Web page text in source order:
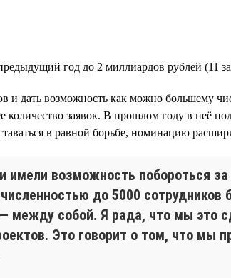
год до 2 миллиардов рублей (11
и дать возможность как можно большему
количество заявок. В прошлом году в неё
в равной борьбе, номинацию
имели возможность побороться за
до 5000 сотрудников
между собой. Я рада, что мы это
Это говорит о том, что мы